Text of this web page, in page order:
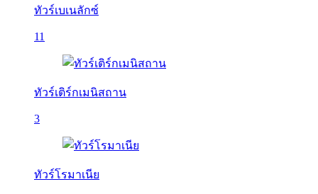
ทัวร์เบเนลักซ์
11
ทัวร์เติร์กเมนิสถาน
3
ทัวร์โรมาเนีย